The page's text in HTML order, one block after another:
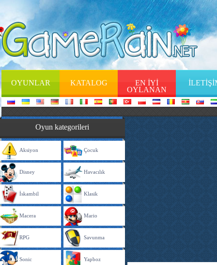
OYUNLAR KATALOG
EN İYİ
OYLANAN
Oyun kategorileri
Aksiyon Çocuk
Disney Havacılık
İskambil Klasik
Macera Mario
RPG Savunma
Sonic Yapboz